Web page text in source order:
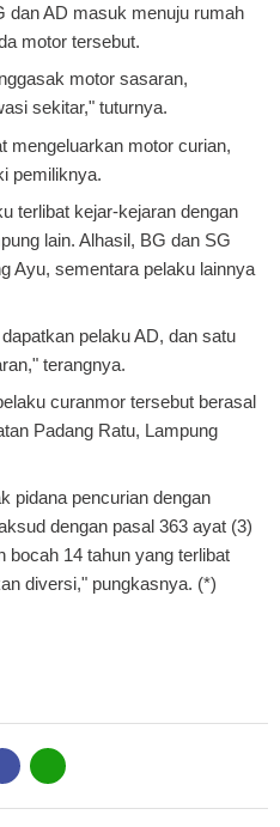
dan AD masuk menuju rumah
motor tersebut.
motor sasaran,
sekitar," tuturnya.
mengeluarkan motor curian,
pemiliknya.
terlibat kejar-kejaran dengan
lain. Alhasil, BG dan SG
Ayu, sementara pelaku lainnya
pelaku AD, dan satu
terangnya.
curanmor tersebut berasal
Padang Ratu, Lampung
pidana pencurian dengan
dengan pasal 363 ayat (3)
bocah 14 tahun yang terlibat
diversi," pungkasnya. (*)